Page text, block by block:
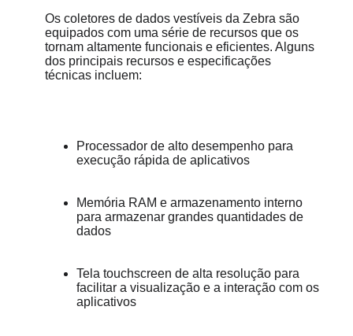
Os coletores de dados vestíveis da Zebra são
equipados com uma série de recursos que os
tornam altamente funcionais e eficientes. Alguns
dos principais recursos e especificações
técnicas incluem:
Processador de alto desempenho para
execução rápida de aplicativos
Memória RAM e armazenamento interno
para armazenar grandes quantidades de
dados
Tela touchscreen de alta resolução para
facilitar a visualização e a interação com os
aplicativos